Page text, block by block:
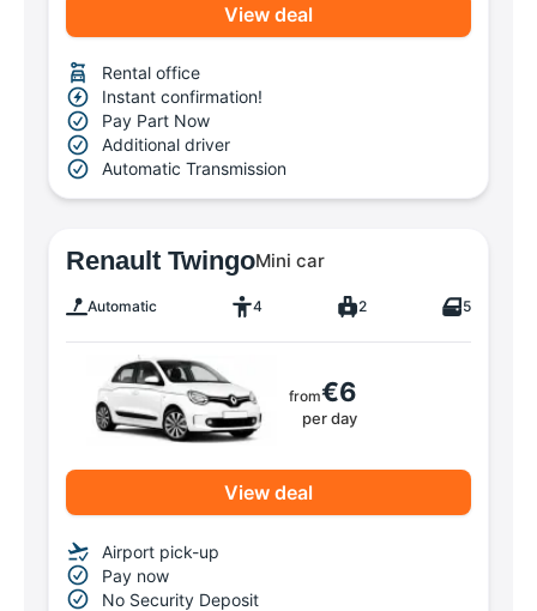
View deal
Rental office
Instant confirmation!
Pay Part Now
Additional driver
Automatic Transmission
Renault TwingoMini car
Automatic 4 2 5
from€6
per day
View deal
Airport pick-up
Pay now
No Security Deposit